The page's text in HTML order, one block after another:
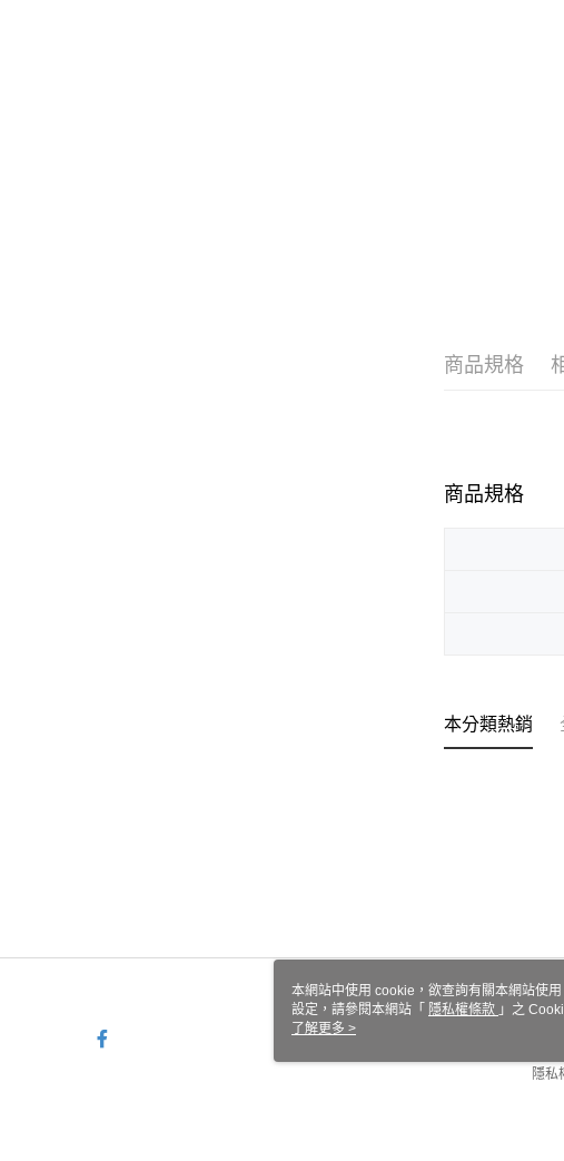
商品規格
商品規格
本分類熱銷
關
隱私
本網站中使用 cookie，欲查詢有關本網站使
設定，請參閱本網站「 隱私權條款 」之
使用 cookie。
了解更多 >